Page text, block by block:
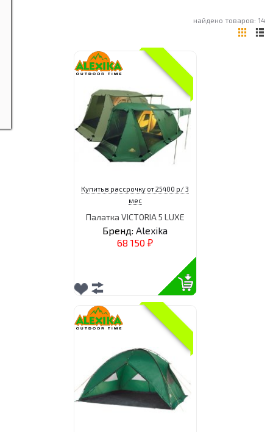
найдено товаров: 14
Купить в рассрочку от 25400 р/ 3
мес
Палатка VICTORIA 5 LUXE
Бренд: Alexika
68 150 ₽